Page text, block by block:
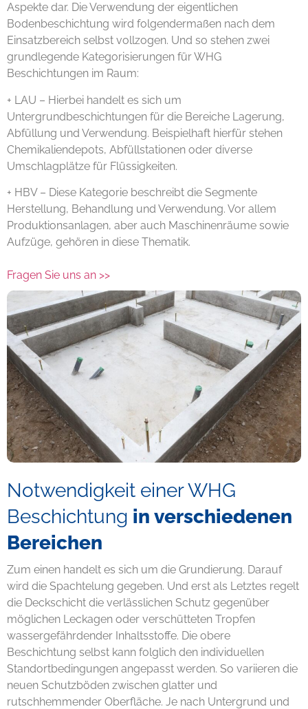
Aspekte dar. Die Verwendung der eigentlichen
Bodenbeschichtung wird folgendermaßen nach dem
Einsatzbereich selbst vollzogen. Und so stehen zwei
grundlegende Kategorisierungen für WHG
Beschichtungen im Raum:
+ LAU – Hierbei handelt es sich um
Untergrundbeschichtungen für die Bereiche Lagerung,
Abfüllung und Verwendung. Beispielhaft hierfür stehen
Chemikaliendepots, Abfüllstationen oder diverse
Umschlagplätze für Flüssigkeiten.
+ HBV – Diese Kategorie beschreibt die Segmente
Herstellung, Behandlung und Verwendung. Vor allem
Produktionsanlagen, aber auch Maschinenräume sowie
Aufzüge, gehören in diese Thematik.
Fragen Sie uns an >>
Notwendigkeit einer WHG
Beschichtung in verschiedenen
Bereichen
Zum einen handelt es sich um die Grundierung. Darauf
wird die Spachtelung gegeben. Und erst als Letztes regelt
die Deckschicht die verlässlichen Schutz gegenüber
möglichen Leckagen oder verschütteten Tropfen
wassergefährdender Inhaltsstoffe. Die obere
Beschichtung selbst kann folglich den individuellen
Standortbedingungen angepasst werden. So variieren die
neuen Schutzböden zwischen glatter und
rutschhemmender Oberfläche. Je nach Untergrund und